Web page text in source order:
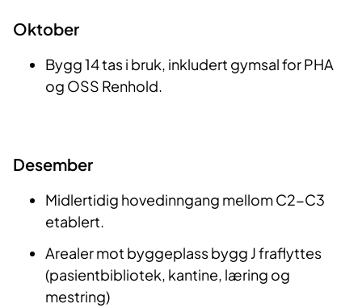
Oktober
Bygg 14 tas i bruk, inkludert gymsal for PHA
og OSS Renhold.
Desember
Midlertidig hovedinngang mellom C2-C3
etablert.
Arealer mot byggeplass bygg J fraflyttes
(pasientbibliotek, kantine, læring og
mestring)